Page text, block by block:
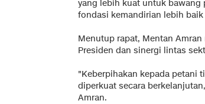
yang lebih kuat untuk bawang
fondasi kemandirian lebih baik
Menutup rapat, Mentan
Presiden dan sinergi lintas
"Keberpihakan kepada petani
diperkuat secara
Amran.